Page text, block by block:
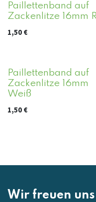
Paillettenband auf
Zackenlitze 16mm
1,50 €
Paillettenband auf
Zackenlitze 16mm
Weiß
1,50 €
Wir freuen